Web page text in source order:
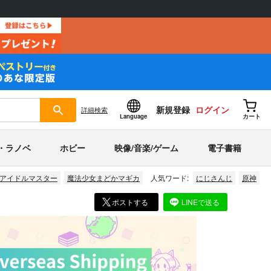
詳細検索
Language
新規登録 ログイン
カート
ラノベ ホビー 映像/音楽/ゲーム 電子書籍
イドルマスター 魔法少女まどかマギカ 人気ワード: にじさんじ 原神
ポストする LINEで送る